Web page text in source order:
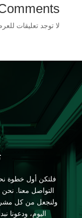
لا توجد تعليقات
فلتكن أول خطوة
التواصل معنا.
ولنجعل من كل
اليوم، ودعونا